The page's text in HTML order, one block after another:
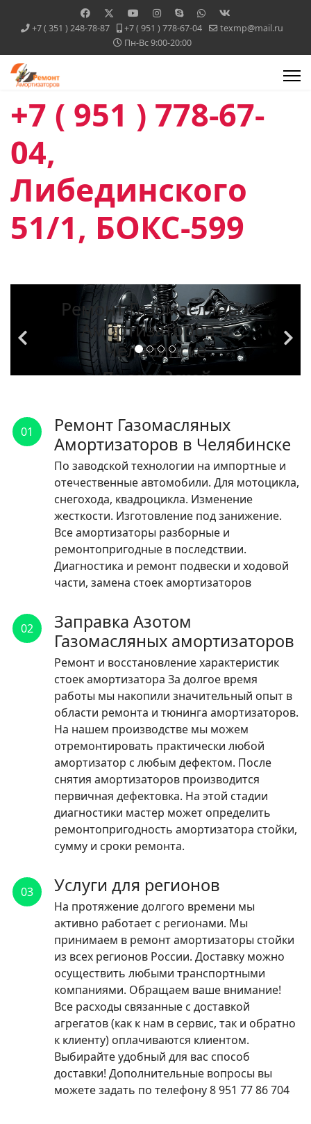
+7 ( 351 ) 248-78-87 +7 ( 951 ) 778-67-04
texmp@mail.ru
Пн-Вс 9:00-20:00
+7 ( 951 ) 778-67-
04,
Либединского
51/1, БОКС-599
Ремонт Газомасляных
Амортизаторов в
Челябинске
По заводской
импортные и
отечественные
автомобили.
ЧИТАТЬ
01
Ремонт Газомасляных
Амортизаторов в Челябинске
По заводской технологии на импортные и
отечественные автомобили. Для мотоцикла,
снегохода, квадроцикла. Изменение
жесткости. Изготовление под занижение.
Все амортизаторы разборные и
ремонтопригодные в последствии.
Диагностика и ремонт подвески и ходовой
части, замена стоек амортизаторов
02
Заправка Азотом
Газомасляных амортизаторов
Ремонт и восстановление характеристик
стоек амортизатора За долгое время
работы мы накопили значительный опыт в
области ремонта и тюнинга амортизаторов.
На нашем производстве мы можем
отремонтировать практически любой
амортизатор с любым дефектом. После
снятия амортизаторов производится
первичная дефектовка. На этой стадии
диагностики мастер может определить
ремонтопригодность амортизатора стойки,
сумму и сроки ремонта.
03 Услуги для регионов
На протяжение долгого времени мы
активно работает с регионами. Мы
принимаем в ремонт амортизаторы стойки
из всех регионов России. Доставку можно
осуществить любыми транспортными
компаниями. Обращаем ваше внимание!
Все расходы связанные с доставкой
агрегатов (как к нам в сервис, так и обратно
к клиенту) оплачиваются клиентом.
Выбирайте удобный для вас способ
доставки! Дополнительные вопросы вы
можете задать по телефону 8 951 77 86 704